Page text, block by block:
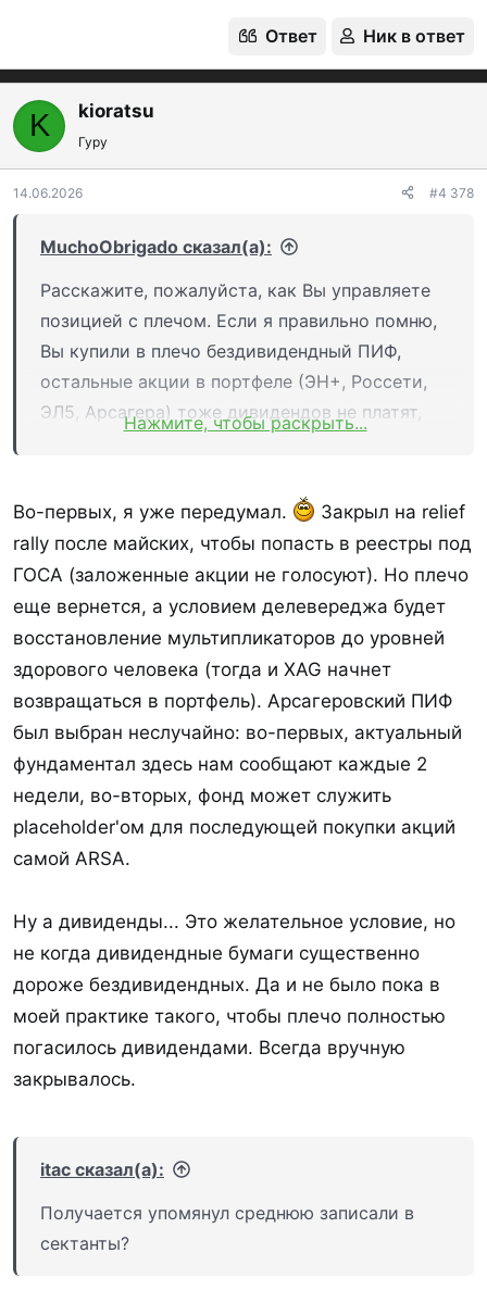
Ответ Ник в ответ
K kioratsu
Гуру
14.06.2026 #4 378
MuchoObrigado сказал(а):
Расскажите, пожалуйста, как Вы управляете
позицией с плечом. Если я правильно помню,
Вы купили в плечо бездивидендный ПИФ,
остальные акции в портфеле (ЭН+, Россети,
ЭЛ5, Арсагера) тоже дивидендов не платят,
Нажмите, чтобы раскрыть...
Во-первых, я уже передумал.
Закрыл на relief
rally после майских, чтобы попасть в реестры под
ГОСА (заложенные акции не голосуют). Но плечо
еще вернется, а условием делевереджа будет
восстановление мультипликаторов до уровней
здорового человека (тогда и XAG начнет
возвращаться в портфель). Арсагеровский ПИФ
был выбран неслучайно: во-первых, актуальный
фундаментал здесь нам сообщают каждые 2
недели, во-вторых, фонд может служить
placeholder'ом для последующей покупки акций
самой ARSA.
Ну а дивиденды... Это желательное условие, но
не когда дивидендные бумаги существенно
дороже бездивидендных. Да и не было пока в
моей практике такого, чтобы плечо полностью
погасилось дивидендами. Всегда вручную
закрывалось.
itac сказал(а):
Получается упомянул среднюю записали в
сектанты?